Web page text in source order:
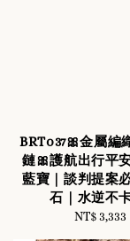
BRT037🎀金屬編
鏈🎀護航出行平
藍寶｜談判提案
石｜水逆不
NT$ 3,333